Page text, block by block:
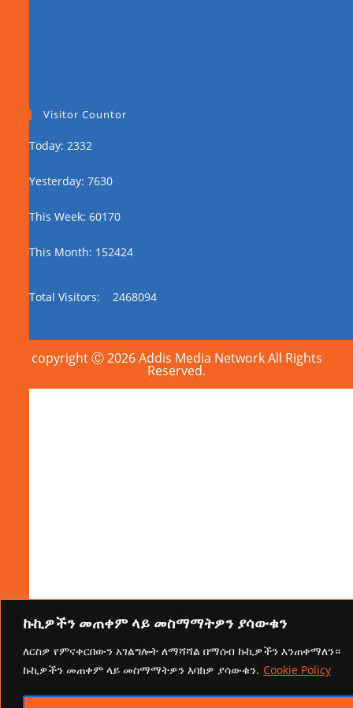
ኩኪዎችን መጠቀም ላይ መስማማትዎን ያሳውቁን
ለርስዎ የምናቀርበውን አገልግሎት ለማሻሻል በማሰብ ኩኪዎችን እንጠቀማለን።
ኩኪዎችን መጠቀም ላይ መስማማትዎን እባክዎ ያሳውቁን. Cookie Policy
Visitor Countor
Today: 2332
Yesterday: 7630
This Week: 60170
This Month: 152424
Total Visitors: 2468094
copyright Ⓒ 2026 Addis Media Network All Rights
Reserved.